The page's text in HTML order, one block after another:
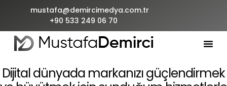
mustafa@demircimedya.com.tr
+90 533 249 06 70
Dijital dünyada markanızı güçlendirmek